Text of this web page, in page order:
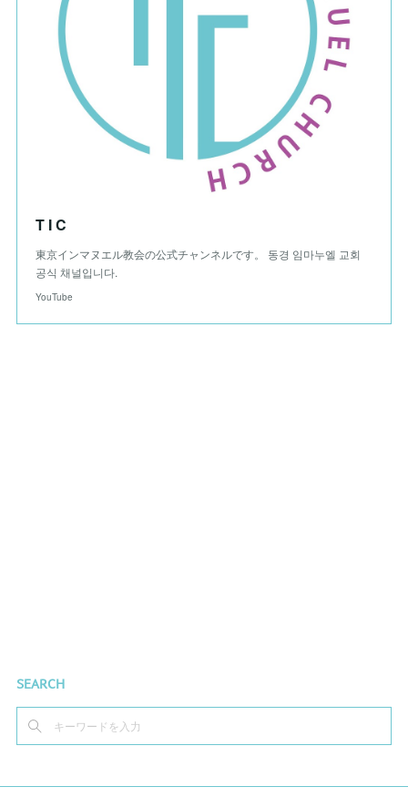
T I C
東京インマヌエル教会の公式チャンネルです。 동경 임마누엘 교회
공식 채널입니다.
YouTube
SEARCH